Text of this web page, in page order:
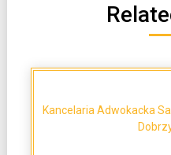
Kancelaria Adwokacka